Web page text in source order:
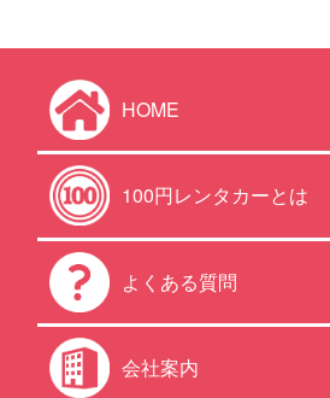
HOME
100円レンタカーとは
よくある質問
会社案内